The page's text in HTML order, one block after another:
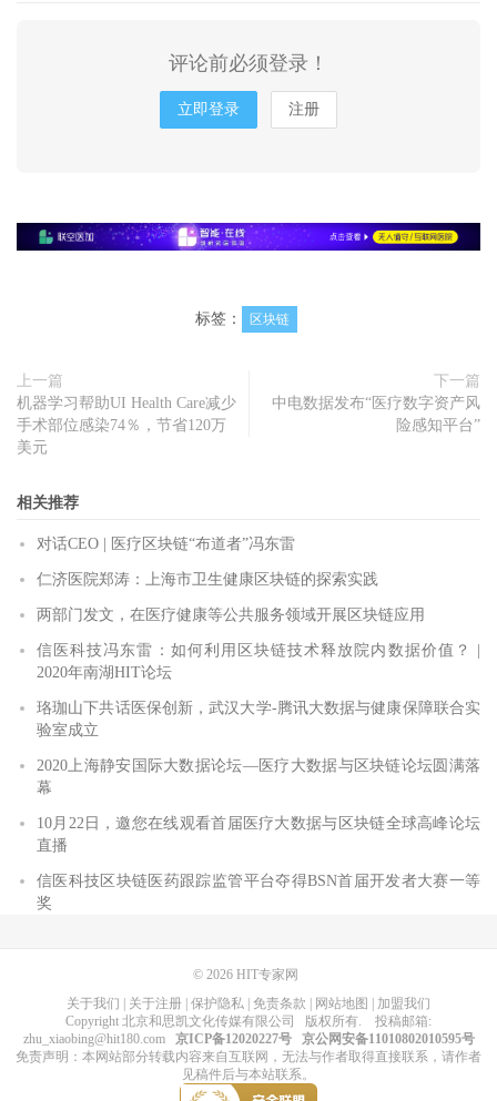
评论前必须登录！
立即登录 注册
标签： 区块链
上一篇
机器学习帮助UI Health Care减少
手术部位感染74％，节省120万
美元
下一篇
中电数据发布“医疗数字资产风
险感知平台”
相关推荐
对话CEO | 医疗区块链“布道者”冯东雷
仁济医院郑涛：上海市卫生健康区块链的探索实践
两部门发文，在医疗健康等公共服务领域开展区块链应用
信医科技冯东雷：如何利用区块链技术释放院内数据价值？ |
2020年南湖HIT论坛
珞珈山下共话医保创新，武汉大学-腾讯大数据与健康保障联合实
验室成立
2020上海静安国际大数据论坛—医疗大数据与区块链论坛圆满落
幕
10月22日，邀您在线观看首届医疗大数据与区块链全球高峰论坛
直播
信医科技区块链医药跟踪监管平台夺得BSN首届开发者大赛一等
奖
© 2026 HIT专家网
关于我们
关于注册 保护隐私 免责条款 网站地图
加盟我们
Copyright 北京和思凯文化传媒有限公司 版权所有. 投稿邮箱:
zhu_xiaobing@hit180.com
京ICP备12020227号
京公网安备11010802010595号
免责声明：本网站部分转载内容来自互联网，无法与作者取得直接联系，请作者
见稿件后与本站联系。